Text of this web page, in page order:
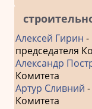
Алексей Гирин -
председателя
Александр
Комитета
Артур Сливний
Комитета